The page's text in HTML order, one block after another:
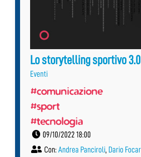
Lo storytelling sportivo 3.0
Eventi
#comunicazione
#sport
#tecnologia
09/10/2022 18:00
Con: Andrea Panciroli, Dario